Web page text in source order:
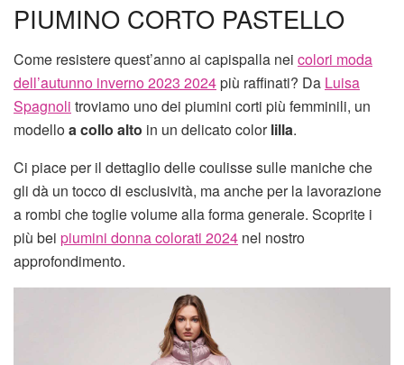
PIUMINO CORTO PASTELLO
Come resistere quest’anno ai capispalla nei colori moda
dell’autunno inverno 2023 2024più raffinati? Da Luisa
Spagnoli troviamo uno dei piumini corti più femminili, un
modelloa collo alto in un delicato colorlilla.
Ci piace per il dettaglio delle coulisse sulle maniche che
gli dà un tocco di esclusività, ma anche per la lavorazione
a rombi che toglie volume alla forma generale. Scoprite i
più bei piumini donna colorati 2024 nel nostro
approfondimento.